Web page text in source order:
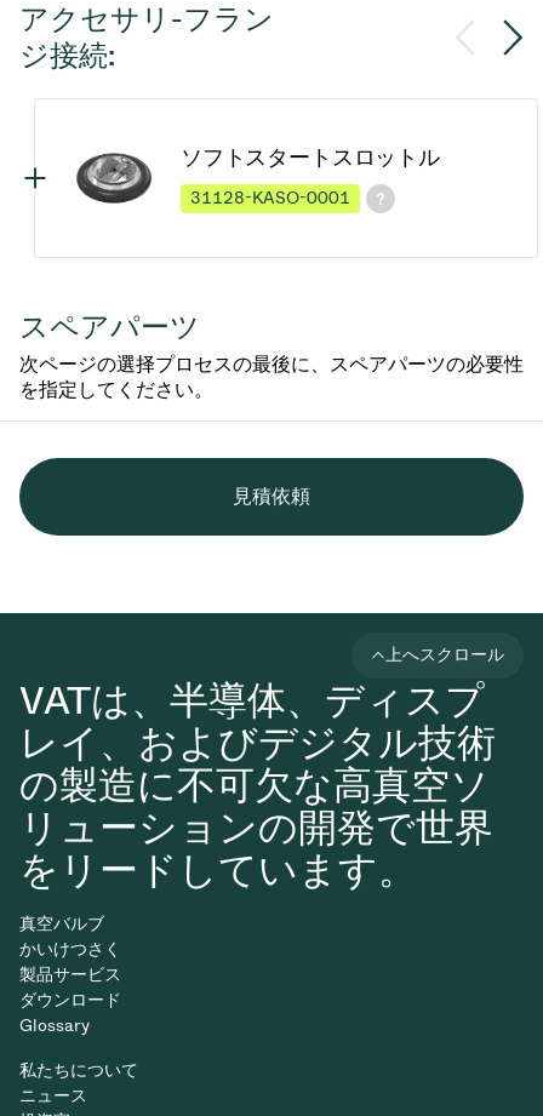
アクセサリ-フラン
ジ接続:
ソフトスタートスロットル
31128-KASO-0001
スペアパーツ
次ページの選择プロセスの最後に、スペアパーツの必要性
を指定してください。
見積依頼
VATは、半導体、ディスプ
レイ、およびデジタル技術
の製造に不可欠な高真空ソ
リューションの開発で世界
をリードしています。
上へスクロール
真空バルブ
かいけつさく
製品サービス
ダウンロード
Glossary
私たちについて
ニュース